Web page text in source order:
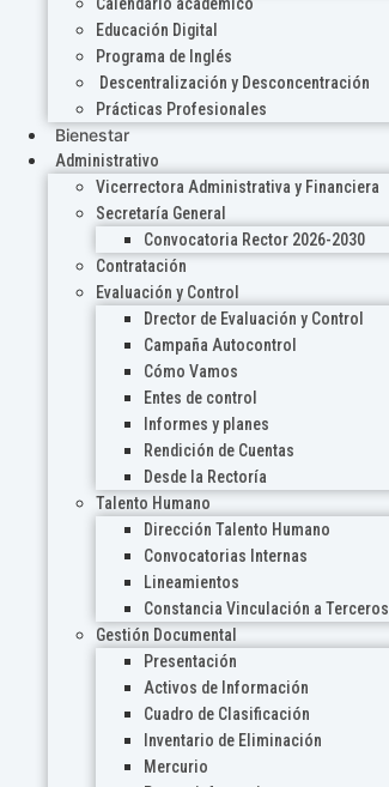
Educación Digital
Programa de Inglés
Descentralización y Desconcentración
Prácticas Profesionales
Bienestar
Administrativo
Vicerrectora Administrativa y Financiera
Secretaría General
Convocatoria Rector 2026-2030
Contratación
Evaluación y Control
Drector de Evaluación y Control
Campaña Autocontrol
Cómo Vamos
Entes de control
Informes y planes
Rendición de Cuentas
Desde la Rectoría
Talento Humano
Dirección Talento Humano
Convocatorias Internas
Lineamientos
Constancia Vinculación a Terceros
Gestión Documental
Presentación
Activos de Información
Cuadro de Clasificación
Inventario de Eliminación
Mercurio